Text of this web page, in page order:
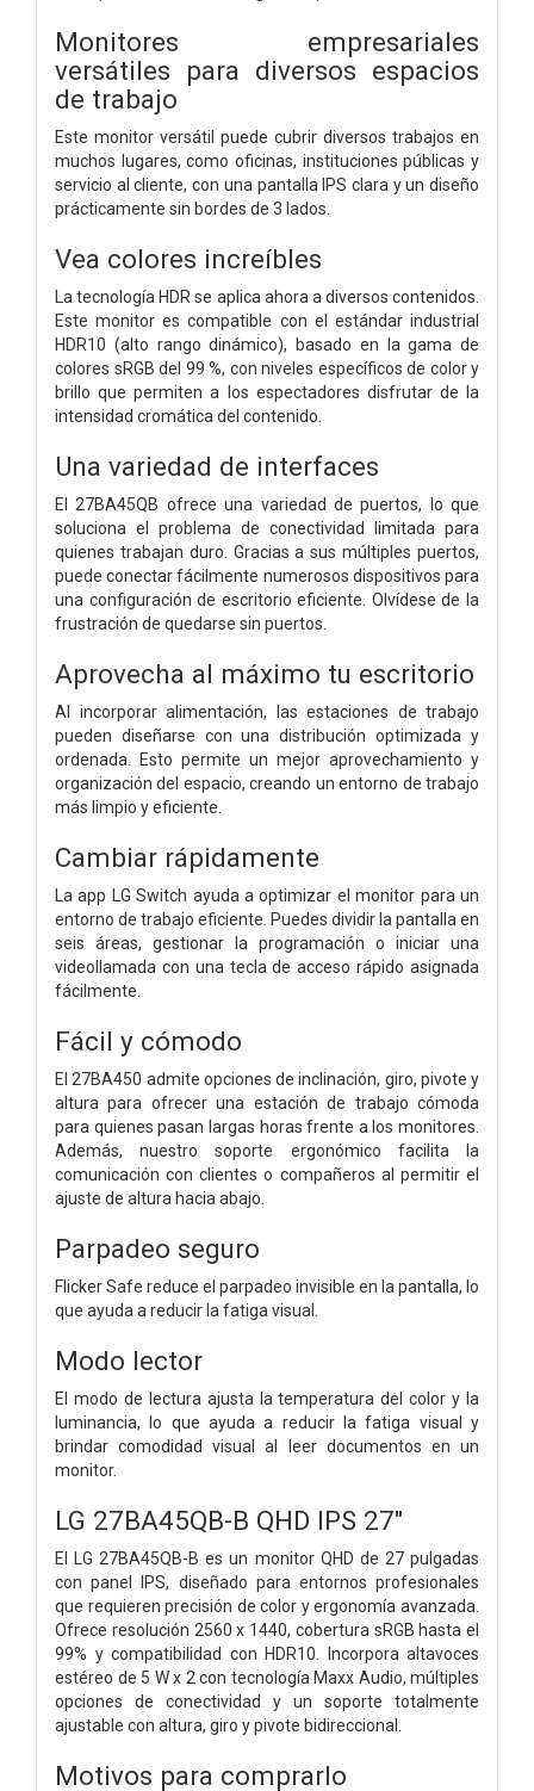
Monitores empresariales
versátiles para diversos espacios
de trabajo
Este monitor versátil puede cubrir diversos trabajos en
muchos lugares, como oficinas, instituciones públicas y
servicio al cliente, con una pantalla IPS clara y un diseño
prácticamente sin bordes de 3 lados.
Vea colores increíbles
La tecnología HDR se aplica ahora a diversos contenidos.
Este monitor es compatible con el estándar industrial
HDR10 (alto rango dinámico), basado en la gama de
colores sRGB del 99 %, con niveles específicos de color y
brillo que permiten a los espectadores disfrutar de la
intensidad cromática del contenido.
Una variedad de interfaces
El 27BA45QB ofrece una variedad de puertos, lo que
soluciona el problema de conectividad limitada para
quienes trabajan duro. Gracias a sus múltiples puertos,
puede conectar fácilmente numerosos dispositivos para
una configuración de escritorio eficiente. Olvídese de la
frustración de quedarse sin puertos.
Aprovecha al máximo tu escritorio
Al incorporar alimentación, las estaciones de trabajo
pueden diseñarse con una distribución optimizada y
ordenada. Esto permite un mejor aprovechamiento y
organización del espacio, creando un entorno de trabajo
más limpio y eficiente.
Cambiar rápidamente
La app LG Switch ayuda a optimizar el monitor para un
entorno de trabajo eficiente. Puedes dividir la pantalla en
seis áreas, gestionar la programación o iniciar una
videollamada con una tecla de acceso rápido asignada
fácilmente.
Fácil y cómodo
El 27BA450 admite opciones de inclinación, giro, pivote y
altura para ofrecer una estación de trabajo cómoda
para quienes pasan largas horas frente a los monitores.
Además, nuestro soporte ergonómico facilita la
comunicación con clientes o compañeros al permitir el
ajuste de altura hacia abajo.
Parpadeo seguro
Flicker Safe reduce el parpadeo invisible en la pantalla, lo
que ayuda a reducir la fatiga visual.
Modo lector
El modo de lectura ajusta la temperatura del color y la
luminancia, lo que ayuda a reducir la fatiga visual y
brindar comodidad visual al leer documentos en un
monitor.
LG 27BA45QB-B QHD IPS 27"
El LG 27BA45QB-B es un monitor QHD de 27 pulgadas
con panel IPS, diseñado para entornos profesionales
que requieren precisión de color y ergonomía avanzada.
Ofrece resolución 2560 x 1440, cobertura sRGB hasta el
99% y compatibilidad con HDR10. Incorpora altavoces
estéreo de 5 W x 2 con tecnología Maxx Audio, múltiples
opciones de conectividad y un soporte totalmente
ajustable con altura, giro y pivote bidireccional.
Motivos para comprarlo